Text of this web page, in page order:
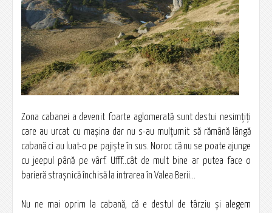
Zona cabanei a devenit foarte aglomerată sunt destui nesimţiţi
care au urcat cu maşina dar nu s-au mulţumit să rămână lângă
cabană ci au luat-o pe pajişte în sus. Noroc că nu se poate ajunge
cu jeepul până pe vârf. Ufff..cât de mult bine ar putea face o
barieră straşnică închisă la intrarea în Valea Berii…
Nu ne mai oprim la cabană, că e destul de târziu şi alegem